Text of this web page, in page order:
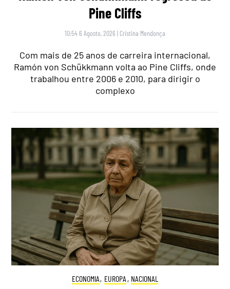
Pine Cliffs
10:54 6 Agosto, 2026 | Cristina Mendonça
Com mais de 25 anos de carreira internacional,
Ramón von Schükkmann volta ao Pine Cliffs, onde
trabalhou entre 2006 e 2010, para dirigir o
complexo
ECONOMIA, EUROPA , NACIONAL